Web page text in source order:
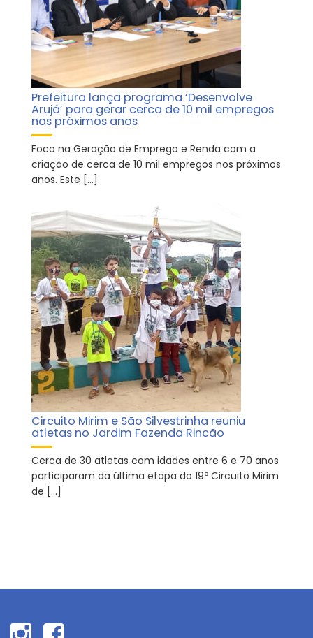
Prefeitura lança programa ‘Desenvolve
Arujá’ para gerar cerca de 10 mil empregos
nos próximos anos
Foco na Geração de Emprego e Renda com a
criação de cerca de 10 mil empregos nos próximos
anos. Este […]
Circuito Mirim e São Silvestrinha reuniu
atletas no Jardim Fazenda Rincão
Cerca de 30 atletas com idades entre 6 e 70 anos
participaram da última etapa do 19º Circuito Mirim
de […]